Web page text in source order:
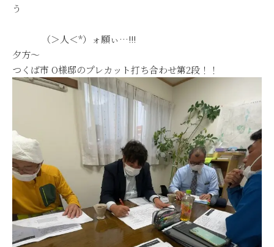
う
（＞人＜*）ォ願ぃ…!!!
夕方～
つくば市 O様邸のプレカット打ち合わせ第2段！！